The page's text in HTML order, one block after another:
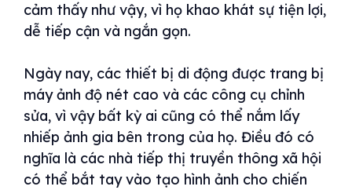
cảm thấy như vậy, vì họ khao khát sự tiện lợi,
dễ tiếp cận và ngắn gọn.
Ngày nay, các thiết bị di động được trang bị
máy ảnh độ nét cao và các công cụ chỉnh
sửa, vì vậy bất kỳ ai cũng có thể nắm lấy
nhiếp ảnh gia bên trong của họ. Điều đó có
nghĩa là các nhà tiếp thị truyền thông xã hội
có thể bắt tay vào tạo hình ảnh cho chiến